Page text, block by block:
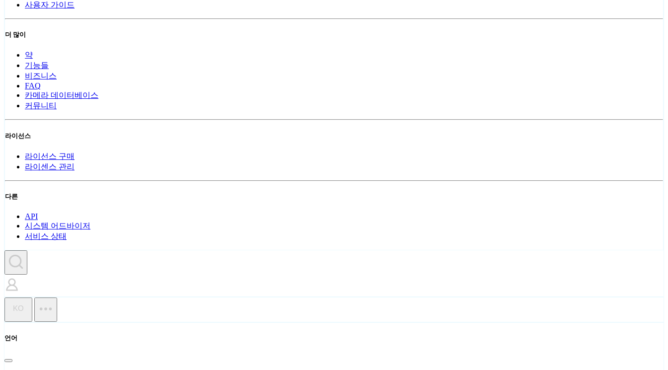
사용자 가이드
더 많이
약
기능들
비즈니스
FAQ
카메라 데이터베이스
커뮤니티
라이선스
라이선스 구매
라이센스 관리
다른
API
시스템 어드바이저
서비스 상태
KO
언어